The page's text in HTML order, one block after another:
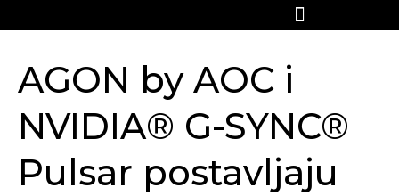
AGON by AOC i
NVIDIA® G-SYNC®
Pulsar postavljaju